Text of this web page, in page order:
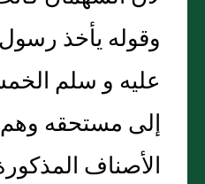
وقوله يأخذ
عليه و سلم
إلى مستحقه
الأصناف